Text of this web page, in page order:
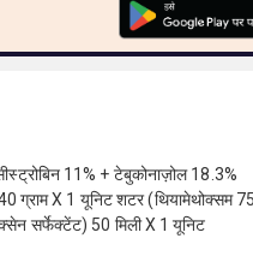
11% + टेबुकोनाज़ोल 18.3%
ग्राम X 1 यूनिट शटर (थियामेथोक्सम
सर्फेक्टेंट) 50 मिली X 1 यूनिट